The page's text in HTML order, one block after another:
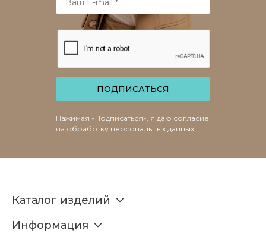
ПОДПИСАТЬСЯ
Нажимая «Подписаться», я даю согласие
на обработку персональных данных
Каталог изделий
Информация